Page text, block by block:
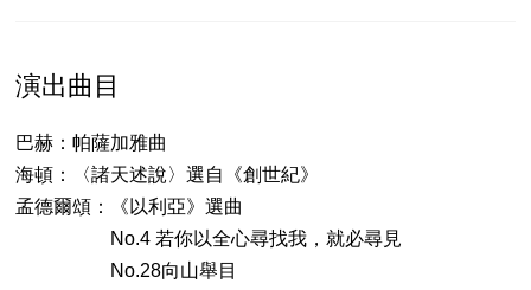
演出曲目
巴赫：帕薩加雅曲
海頓：〈諸天述說〉選自《創世紀》
孟德爾頌：《以利亞》選曲
No.4 若你以全心尋找我，就必尋見
No.28向山舉目